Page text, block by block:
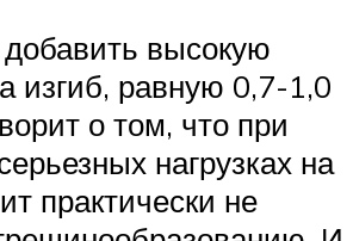
высокую
изгиб, равную 0,7-1,0
о том, что при
нагрузках на
практически не